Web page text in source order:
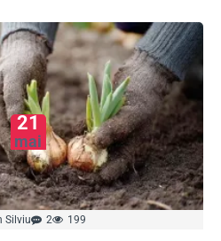
21
mai
Silviu 2 199